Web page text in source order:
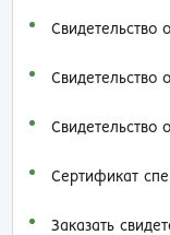
Свидетельство
Свидетельство
Свидетельство
Сертификат
Заказать